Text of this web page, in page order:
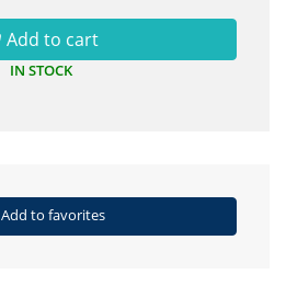
Add to cart
IN STOCK
Add to favorites